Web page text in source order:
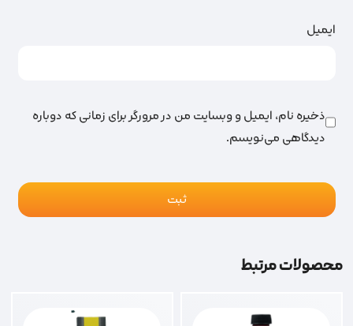
ایمیل
ذخیره نام، ایمیل و وبسایت من در مرورگر برای زمانی که دوباره
دیدگاهی می‌نویسم.
محصولات مرتبط